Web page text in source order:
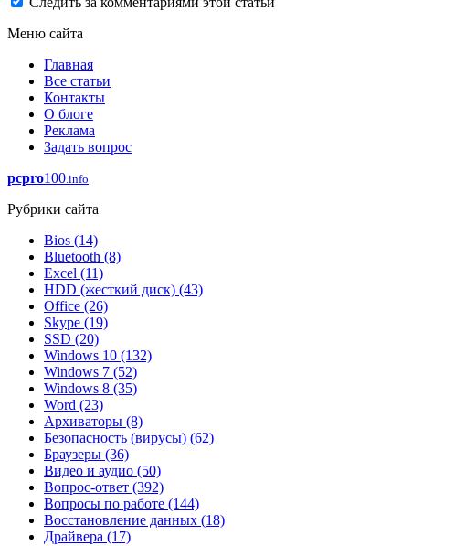
Меню сайта
Главная
Все статьи
Контакты
О блоге
Реклама
Задать вопрос
pcpro100.info
Рубрики сайта
Bios (14)
Bluetooth (8)
Excel (11)
HDD (жесткий диск) (43)
Office (26)
Skype (19)
SSD (20)
Windows 10 (132)
Windows 7 (52)
Windows 8 (35)
Word (23)
Архиваторы (8)
Безопасность (вирусы) (62)
Браузеры (36)
Видео и аудио (50)
Вопрос-ответ (392)
Вопросы по работе (144)
Восстановление данных (18)
Драйвера (17)